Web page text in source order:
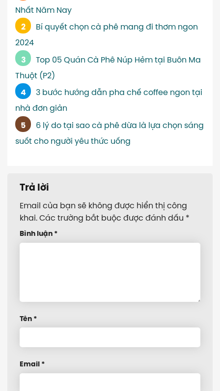
Nhất Năm Nay
Bí quyết chọn cà phê mang đi thơm ngon
2024
Top 05 Quán Cà Phê Núp Hẻm tại Buôn Ma
Thuột (P2)
3 bước hướng dẫn pha chế coffee ngon tại
nhà đơn giản
6 lý do tại sao cà phê dừa là lựa chọn sáng
suốt cho người yêu thức uống
Trả lời
Email của bạn sẽ không được hiển thị công
khai. Các trường bắt buộc được đánh dấu *
Bình luận *
Tên *
Email *